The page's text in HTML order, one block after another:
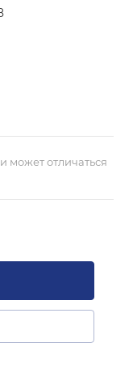
может отличаться